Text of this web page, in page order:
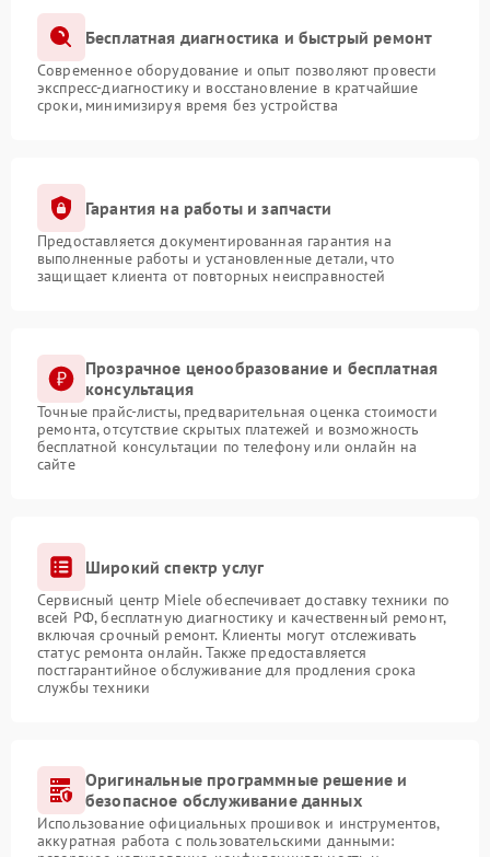
Бесплатная диагностика и быстрый ремонт
Современное оборудование и опыт позволяют провести
экспресс-диагностику и восстановление в кратчайшие
сроки, минимизируя время без устройства
Гарантия на работы и запчасти
Предоставляется документированная гарантия на
выполненные работы и установленные детали, что
защищает клиента от повторных неисправностей
Прозрачное ценообразование и бесплатная
консультация
Точные прайс-листы, предварительная оценка стоимости
ремонта, отсутствие скрытых платежей и возможность
бесплатной консультации по телефону или онлайн на
сайте
Широкий спектр услуг
Сервисный центр Miele обеспечивает доставку техники по
всей РФ, бесплатную диагностику и качественный ремонт,
включая срочный ремонт. Клиенты могут отслеживать
статус ремонта онлайн. Также предоставляется
постгарантийное обслуживание для продления срока
службы техники
Оригинальные программные решение и
безопасное обслуживание данных
Использование официальных прошивок и инструментов,
аккуратная работа с пользовательскими данными: